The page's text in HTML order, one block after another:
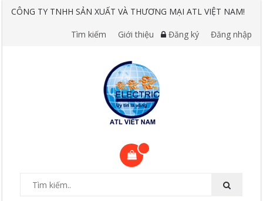
CÔNG TY TNHH SẢN XUẤT VÀ THƯƠNG MẠI ATL VIỆT NAM!
Tìm kiếm Giới thiệu Đăng ký Đăng nhập